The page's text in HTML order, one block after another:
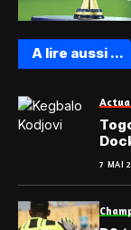
A lire aussi ...
7 MAI